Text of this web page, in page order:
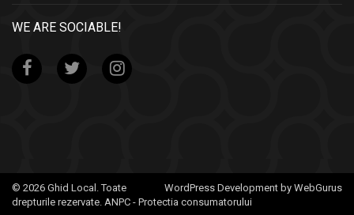
WE ARE SOCIABLE!
WordPress Development by WebGurus
© 2026 Ghid Local. Toate
drepturile rezervate. ANPC - Protectia consumatorului